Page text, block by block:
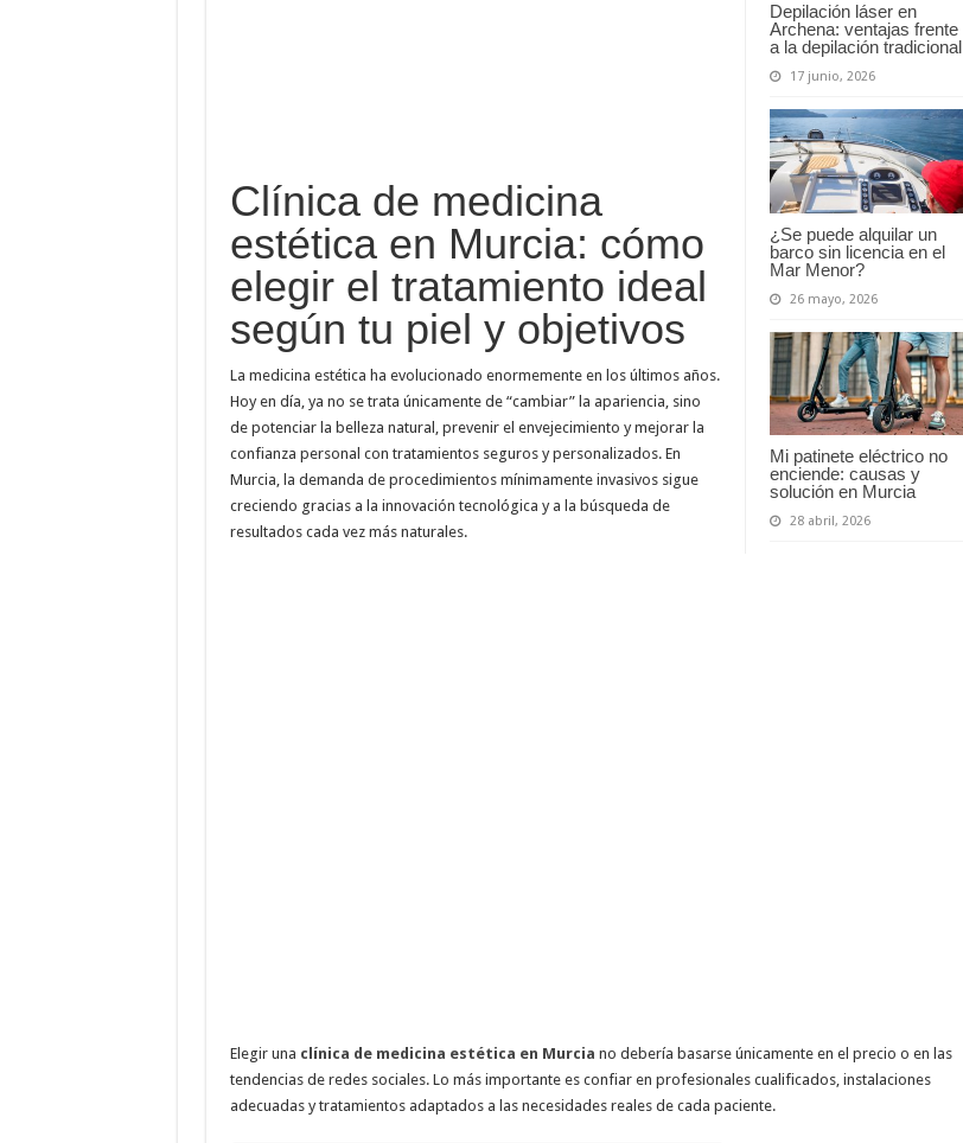
Depilación láser en
Archena: ventajas frente
a la depilación tradicional
17 junio, 2026
¿Se puede alquilar un
barco sin licencia en el
Mar Menor?
26 mayo, 2026
Mi patinete eléctrico no
enciende: causas y
solución en Murcia
28 abril, 2026
Clínica de medicina
estética en Murcia: cómo
elegir el tratamiento ideal
según tu piel y objetivos
La medicina estética ha evolucionado enormemente en los últimos años.
Hoy en día, ya no se trata únicamente de “cambiar” la apariencia, sino
de potenciar la belleza natural, prevenir el envejecimiento y mejorar la
confianza personal con tratamientos seguros y personalizados. En
Murcia, la demanda de procedimientos mínimamente invasivos sigue
creciendo gracias a la innovación tecnológica y a la búsqueda de
resultados cada vez más naturales.
Elegir una clínica de medicina estética en Murcia no debería basarse únicamente en el precio o en las
tendencias de redes sociales. Lo más importante es confiar en profesionales cualificados, instalaciones
adecuadas y tratamientos adaptados a las necesidades reales de cada paciente.